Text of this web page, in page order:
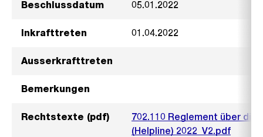
Beschlussdatum 05.01.2022
Inkrafttreten 01.04.2022
Ausserkrafttreten
Bemerkungen
Rechtstexte (pdf)
702.110 Reglement über
(Helpline) 2022_V2.pdf